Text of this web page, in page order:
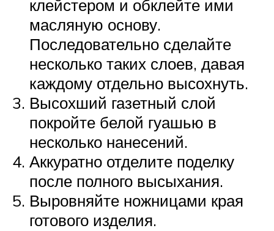
клейстером и обклейте ими
масляную основу.
Последовательно сделайте
несколько таких слоев, давая
каждому отдельно высохнуть.
Высохший газетный слой
покройте белой гуашью в
несколько нанесений.
Аккуратно отделите поделку
после полного высыхания.
Выровняйте ножницами края
готового изделия.